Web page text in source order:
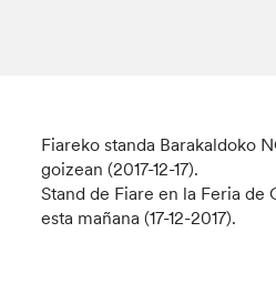
Fiareko standa Barakaldoko
goizean (2017-12-17).
Stand de Fiare en la Feria de
esta mañana (17-12-2017).